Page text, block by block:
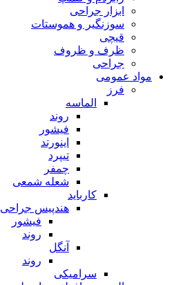
ابزار جراحی
سوزنگیر و هموستات
قیچی
ظرف و ظروف
جراحی
مواد عمومی
فرز
الماسه
روند
فیشور
اینورتد
تیپرد
چمفر
شعله شمعی
کارباید
هندپیس جراحی
فیشور
روند
آنگل
روند
سرامیکی